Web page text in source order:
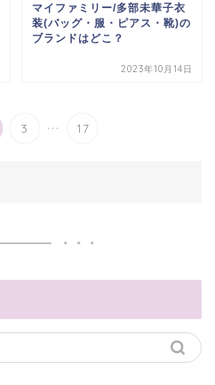
マイファミリー/多部未華子衣
装(バッグ・服・ピアス・靴)の
ブランドはどこ？
2023年10月14日
3 ... 17